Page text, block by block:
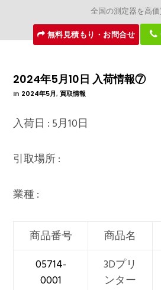
全国の測定器を高
無料見積もり・お問合せ
2024年5月10日 入荷情報⑦
In 2024年5月,買取情報
入荷日 : 5月10日
引取場所 :
業種 :
商品番号 商品名
05714-
0001
3Dプリ
ンター